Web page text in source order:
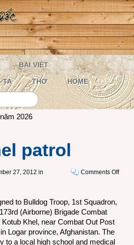
BÀI VIẾT
TA THƠ HOME
2026
patrol
27, 2012 in Comments Offon
to Bulldog Troop, 1st Squadron,
(Airborne) Brigade Combat
Khel, near Combat Out Post
Logar province, Afghanistan. The
to a local high school and medical